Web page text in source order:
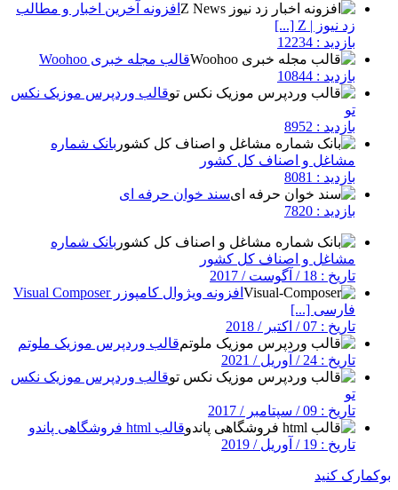
افزونه آخرین اخبار و مطالب
زد نیوز | Z [...]
بازدید : 12234
قالب مجله خبری Woohoo
بازدید : 10844
قالب وردپرس موزیک نکس
تو
بازدید : 8952
بانک شماره
مشاغل و اصناف کل کشور
بازدید : 8081
سند خوان حرفه ای
بازدید : 7820
بانک شماره
مشاغل و اصناف کل کشور
تاریخ : 18 / آگوست / 2017
افزونه ویژوال کامپوزر Visual Composer
فارسی [...]
تاریخ : 07 / اکتبر / 2018
قالب وردپرس موزیک ملوتم
تاریخ : 24 / آوریل / 2021
قالب وردپرس موزیک نکس
تو
تاریخ : 09 / سپتامبر / 2017
قالب html فروشگاهی پاندو
تاریخ : 19 / آوریل / 2019
بوکمارک کنید